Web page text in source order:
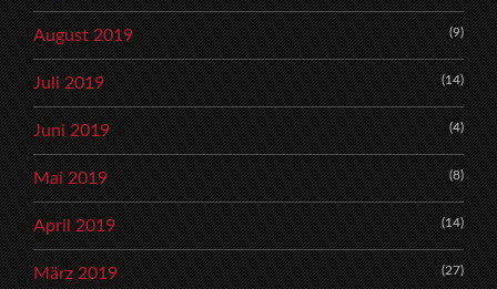
August 2019 (9)
Juli 2019 (14)
Juni 2019 (4)
Mai 2019 (8)
April 2019 (14)
März 2019 (27)